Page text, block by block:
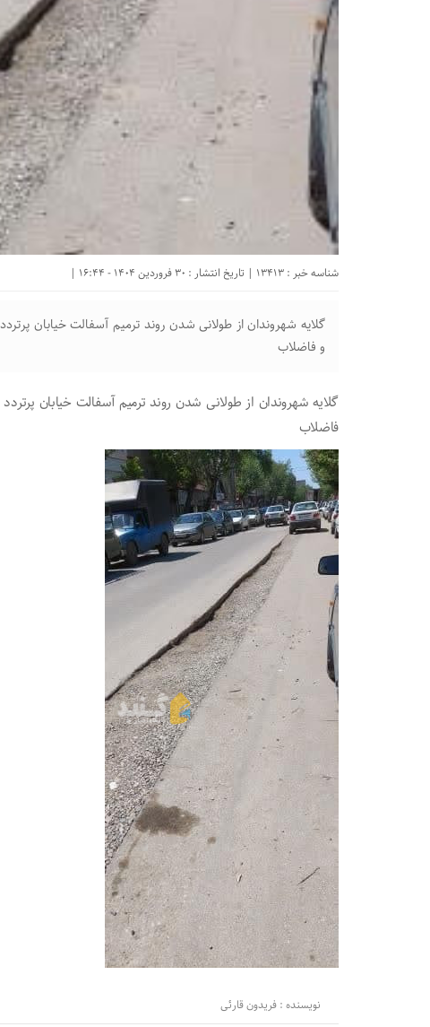
شناسه خبر : 13413 | تاریخ انتشار : 30 فروردین 1404 - 16:44 |
گلایه شهروندان از طولانی شدن روند ترمیم آسفالت خیابان
و فاضلاب
گلایه شهروندان از طولانی شدن روند ترمیم آسفالت خیابان
فاضلاب
نویسنده : فریدون قارئی